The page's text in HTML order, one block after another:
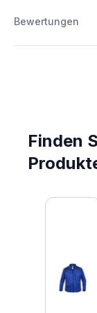
Bewertungen
Finden